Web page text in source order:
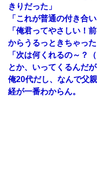
きりだった」
「これが普通の付き合
「俺君ってやさしい！
からうるっときちゃった
「次は何くれるの～？（
とか、いってくるんだ
俺20代だし、なんで父
経が一番わからん。